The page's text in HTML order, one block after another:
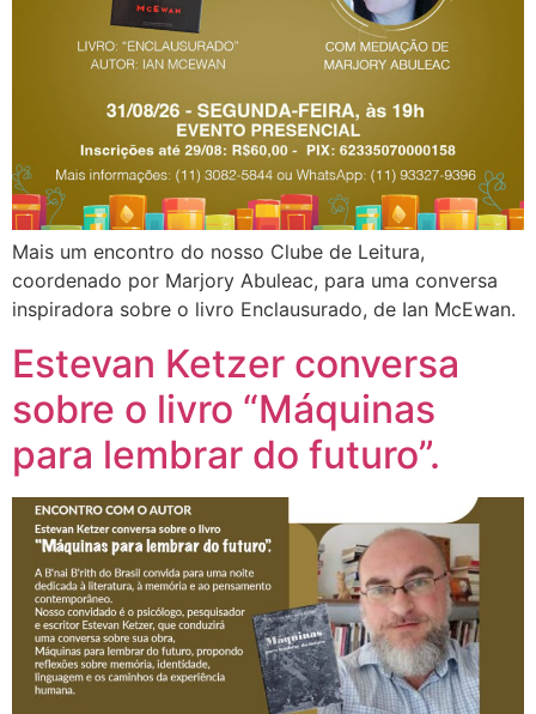
Mais um encontro do nosso Clube de Leitura,
coordenado por Marjory Abuleac, para uma conversa
inspiradora sobre o livro Enclausurado, de Ian McEwan.
Estevan Ketzer conversa
sobre o livro “Máquinas
para lembrar do futuro”.